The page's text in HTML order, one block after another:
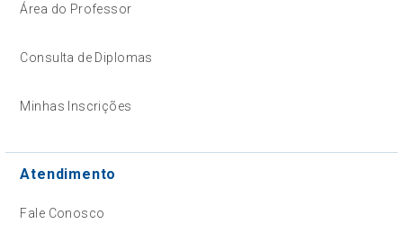
Área do Professor
Consulta de Diplomas
Minhas Inscrições
Atendimento
Fale Conosco